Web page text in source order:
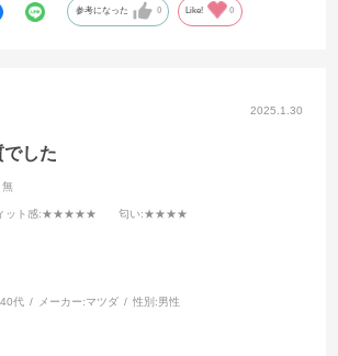
参考になった 0 Like! 0
2025.1.30
した
無
ット感:★★★★★ 匂い:★★★★
40代 メーカー:マツダ 性別:男性